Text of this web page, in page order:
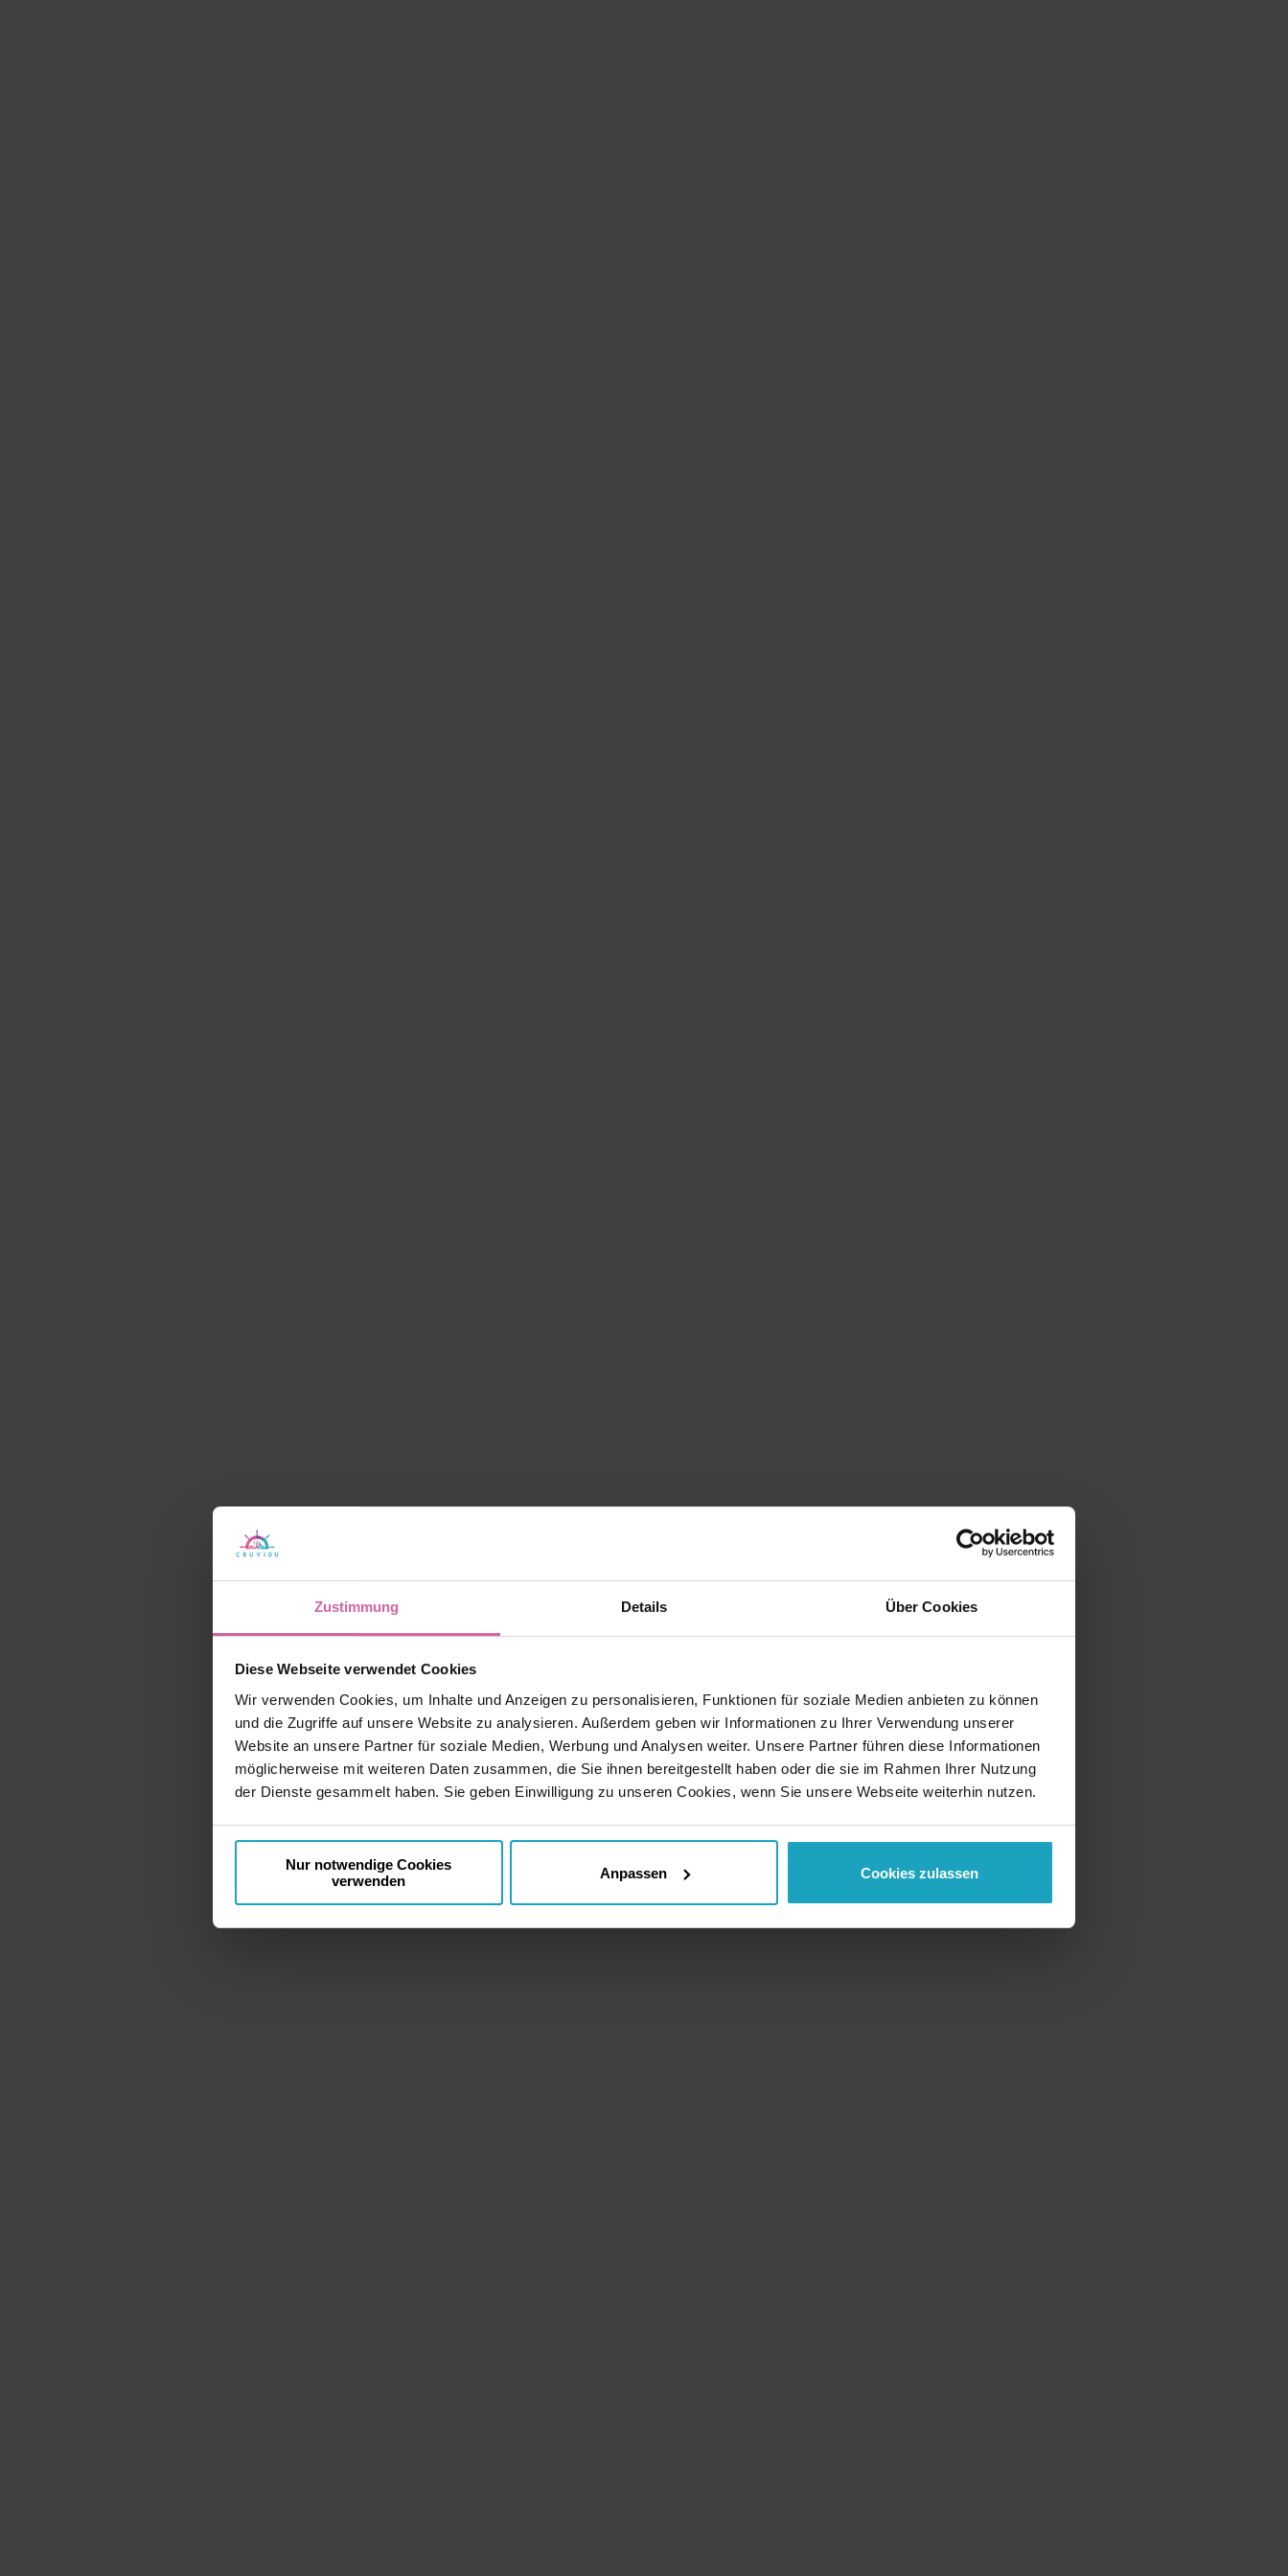
Zustimmung Details Über Cookies
Diese Webseite verwendet Cookies
Wir verwenden Cookies, um Inhalte und Anzeigen zu personalisieren, Funktionen für soziale Medien anbieten zu können
und die Zugriffe auf unsere Website zu analysieren. Außerdem geben wir Informationen zu Ihrer Verwendung unserer
Website an unsere Partner für soziale Medien, Werbung und Analysen weiter. Unsere Partner führen diese Informationen
möglicherweise mit weiteren Daten zusammen, die Sie ihnen bereitgestellt haben oder die sie im Rahmen Ihrer Nutzung
der Dienste gesammelt haben. Sie geben Einwilligung zu unseren Cookies, wenn Sie unsere Webseite weiterhin nutzen.
Nur notwendige Cookies
verwenden
Anpassen Cookies zulassen